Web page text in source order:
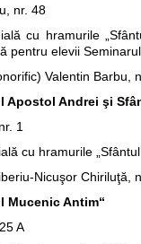
nr. 48
cu hramurile
pentru elevii
Valentin Barbu,
Apostol Andrei şi
1
cu hramurile
Chiriluţă,
Mucenic Antim“
A